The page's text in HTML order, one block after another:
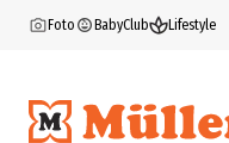
Foto BabyClub Lifestyle